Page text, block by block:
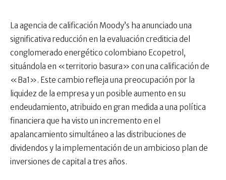
La agencia de calificación Moody’s ha anunciado una
significativa reducción en la evaluación crediticia del
conglomerado energético colombiano Ecopetrol,
situándola en «territorio basura» con una calificación de
«Ba1». Este cambio refleja una preocupación por la
liquidez de la empresa y un posible aumento en su
endeudamiento, atribuido en gran medida a una política
financiera que ha visto un incremento en el
apalancamiento simultáneo a las distribuciones de
dividendos y la implementación de un ambicioso plan de
inversiones de capital a tres años.